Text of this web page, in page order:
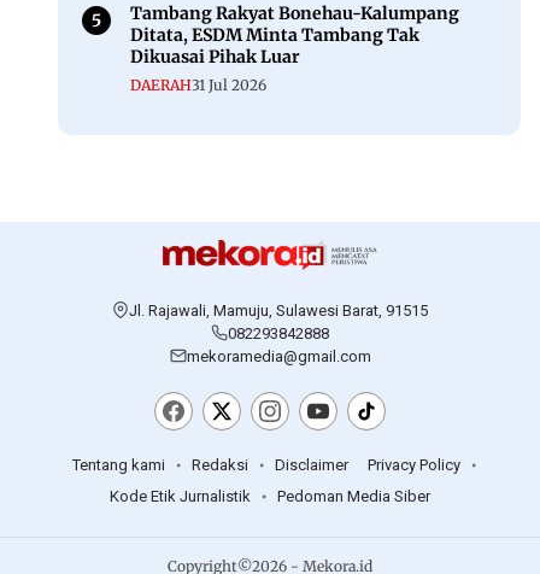
Tambang Rakyat Bonehau-Kalumpang
Ditata, ESDM Minta Tambang Tak
Dikuasai Pihak Luar
DAERAH31 Jul 2026
Jl. Rajawali, Mamuju, Sulawesi Barat, 91515
082293842888
mekoramedia@gmail.com
Tentang kami Redaksi Disclaimer
Privacy Policy
Kode Etik Jurnalistik
Pedoman Media Siber
Copyright©2026 - Mekora.id